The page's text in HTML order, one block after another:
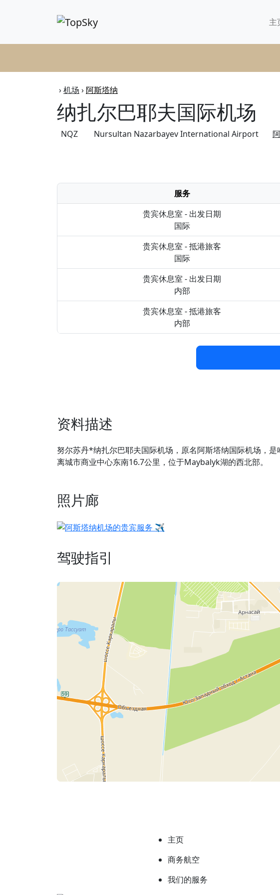
主
›机场 › 阿斯塔纳
纳扎尔巴耶夫国际机场
NQZ Nursultan Nazarbayev International Airport
服务
贵宾休息室 - 出发日期
国际
贵宾休息室 - 抵港旅客
国际
贵宾休息室 - 出发日期
内部
贵宾休息室 - 抵港旅客
内部
资料描述
努尔苏丹*纳扎尔巴耶夫国际机场，原名阿斯塔纳国际机场，
离城市商业中心东南16.7公里，位于Maybalyk湖的西北部。
照片廊
驾驶指引
主页
商务航空
我们的服务